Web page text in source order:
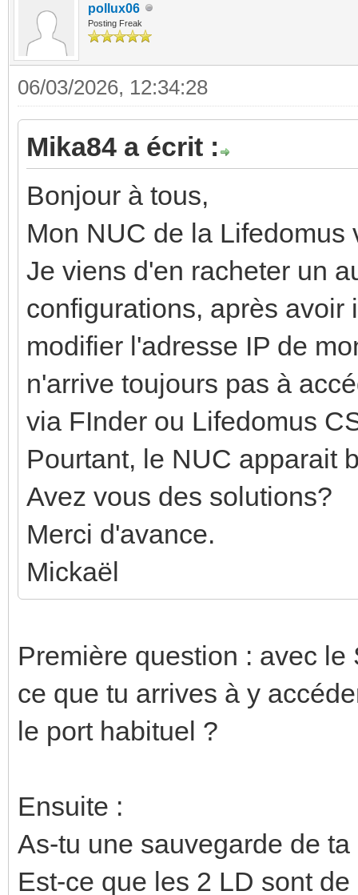
pollux06
Posting Freak
06/03/2026, 12:34:28
Mika84 a écrit :
Bonjour à tous,
Mon NUC de la Lifedomus
Je viens d'en racheter un
configurations, après
modifier l'adresse IP de
n'arrive toujours pas à
via FInder ou Lifedomus
Pourtant, le NUC apparait
Avez vous des solutions?
Merci d'avance.
Mickaël
Première question : avec
ce que tu arrives à y
le port habituel ?
Ensuite :
As-tu une sauvegarde de
Est-ce que les 2 LD sont